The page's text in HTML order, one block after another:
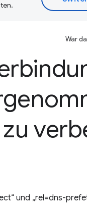
War
und „rel=dns-